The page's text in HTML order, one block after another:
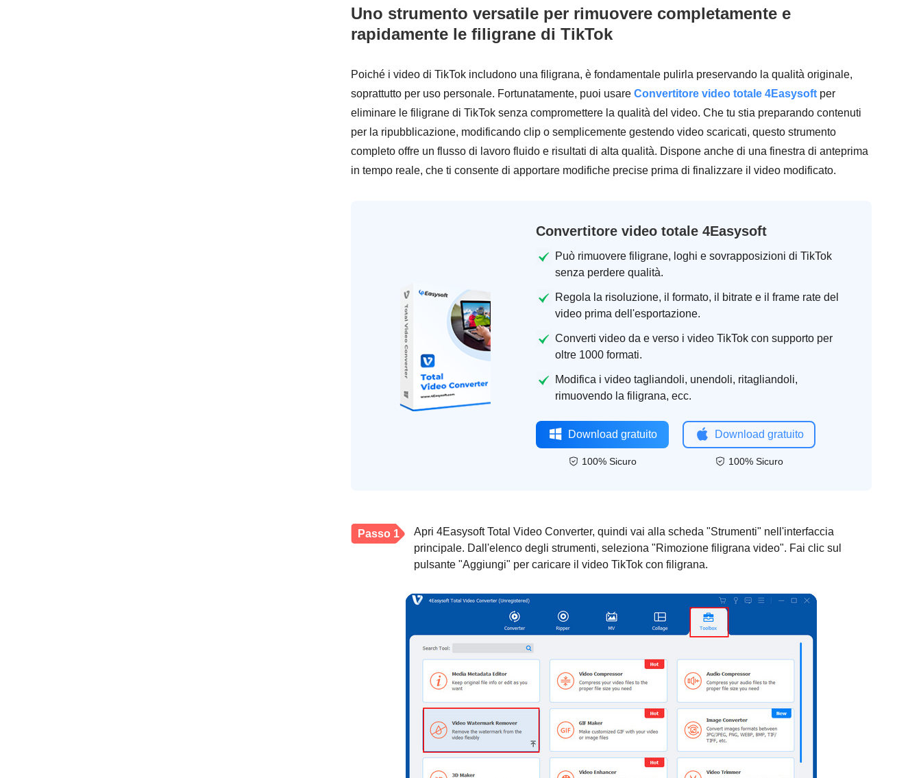
Uno strumento versatile per rimuovere completamente e
rapidamente le filigrane di TikTok
Poiché i video di TikTok includono una filigrana, è fondamentale pulirla preservando la qualità originale,
soprattutto per uso personale. Fortunatamente, puoi usare Convertitore video totale 4Easysoft per
eliminare le filigrane di TikTok senza compromettere la qualità del video. Che tu stia preparando contenuti
per la ripubblicazione, modificando clip o semplicemente gestendo video scaricati, questo strumento
completo offre un flusso di lavoro fluido e risultati di alta qualità. Dispone anche di una finestra di anteprima
in tempo reale, che ti consente di apportare modifiche precise prima di finalizzare il video modificato.
Convertitore video totale 4Easysoft
Può rimuovere filigrane, loghi e sovrapposizioni di TikTok
senza perdere qualità.
Regola la risoluzione, il formato, il bitrate e il frame rate del
video prima dell'esportazione.
Converti video da e verso i video TikTok con supporto per
oltre 1000 formati.
Modifica i video tagliandoli, unendoli, ritagliandoli,
rimuovendo la filigrana, ecc.
Download gratuito
100% Sicuro
Download gratuito
100% Sicuro
Passo 1
Apri 4Easysoft Total Video Converter, quindi vai alla scheda "Strumenti" nell'interfaccia
principale. Dall'elenco degli strumenti, seleziona "Rimozione filigrana video". Fai clic sul
pulsante "Aggiungi" per caricare il video TikTok con filigrana.